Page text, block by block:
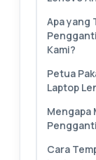
Apa yang
Kami?
Petua
Laptop
Mengapa
Cara